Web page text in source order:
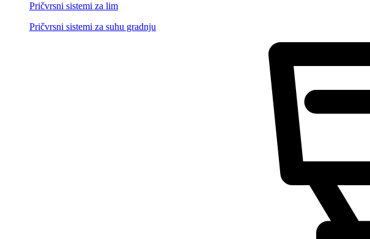
Pričvrsni sistemi za lim
Pričvrsni sistemi za suhu gradnju